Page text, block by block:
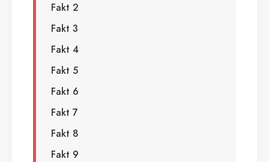
Fakt 2
Fakt 3
Fakt 4
Fakt 5
Fakt 6
Fakt 7
Fakt 8
Fakt 9